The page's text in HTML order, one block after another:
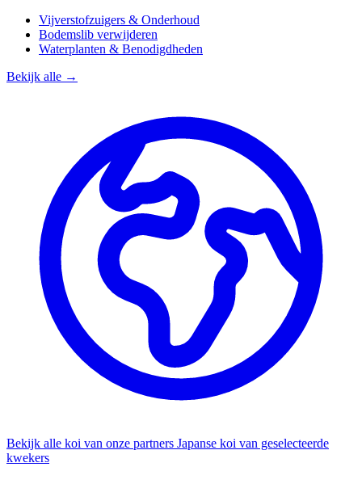
Vijverstofzuigers & Onderhoud
Bodemslib verwijderen
Waterplanten & Benodigdheden
Bekijk alle →
Bekijk alle koi van onze partners Japanse koi van geselecteerde
kwekers